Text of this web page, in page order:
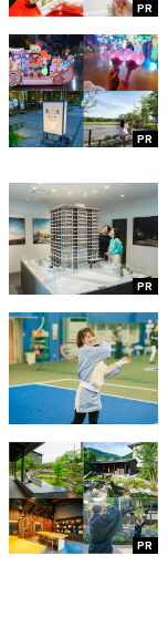
PR
PR
PR
PR